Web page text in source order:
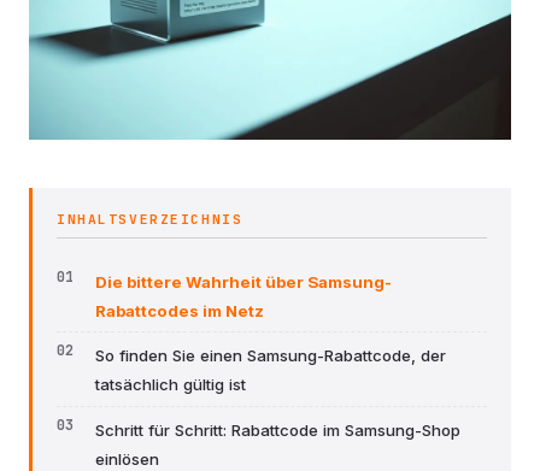
INHALTSVERZEICHNIS
Die bittere Wahrheit über Samsung-
Rabattcodes im Netz
So finden Sie einen Samsung-Rabattcode, der
tatsächlich gültig ist
Schritt für Schritt: Rabattcode im Samsung-Shop
einlösen